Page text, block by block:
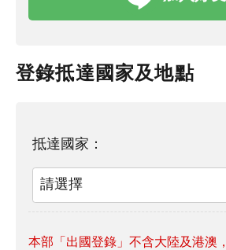
登錄抵達國家及地點
抵達國家：
本部「出國登錄」不含大陸及港澳